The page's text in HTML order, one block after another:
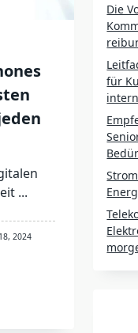
...
2024
Die
für